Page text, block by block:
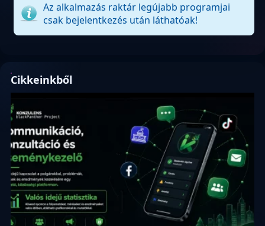
Az alkalmazás raktár legújabb programjai
csak bejelentkezés után láthatóak!
Cikkeinkből